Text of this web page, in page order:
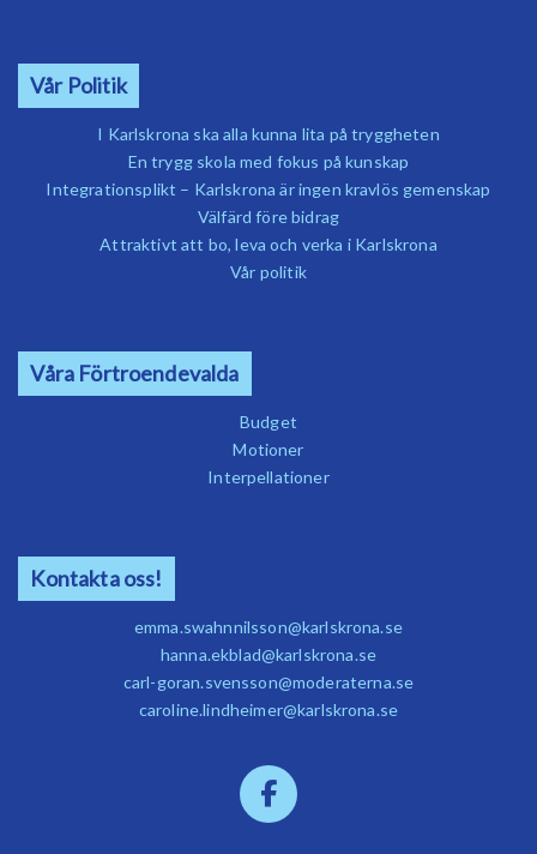
Vår Politik
I Karlskrona ska alla kunna lita på tryggheten
En trygg skola med fokus på kunskap
Integrationsplikt – Karlskrona är ingen kravlös gemenskap
Välfärd före bidrag
Attraktivt att bo, leva och verka i Karlskrona
Vår politik
Våra Förtroendevalda
Budget
Motioner
Interpellationer
Kontakta oss!
emma.swahnnilsson@karlskrona.se
hanna.ekblad@karlskrona.se
carl-goran.svensson@moderaterna.se
caroline.lindheimer@karlskrona.se